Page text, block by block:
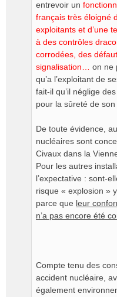
entrevoir un
français très éloigné
exploitants et d’une
à des contrôles
corrodées, des
signalisation…
on ne
qu’a l’exploitant de
fait-il qu’il néglige
pour la sûreté de
De toute évidence,
nucléaires sont
Civaux dans la
Pour les autres
l’expectative : sont-
risque « explosion »
parce que leur
n’a pas encore été
Compte tenu des
accident nucléaire,
également